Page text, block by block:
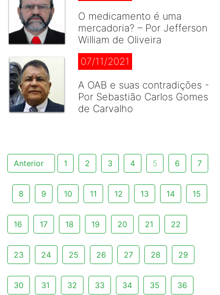
O medicamento é uma
mercadoria? – Por Jefferson
William de Oliveira
07/11/2021
A OAB e suas contradições -
Por Sebastião Carlos Gomes
de Carvalho
Anterior 1 2 3 4 5 6 7
8 9 10 11 12 13 14 15
16 17 18 19 20 21 22
23 24 25 26 27 28 29
30 31 32 33 34 35 36